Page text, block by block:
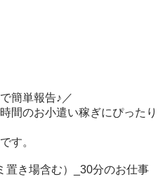
簡単報告♪／
間のお小遣い稼ぎにぴったり
す。
置き場含む）_30分のお仕事